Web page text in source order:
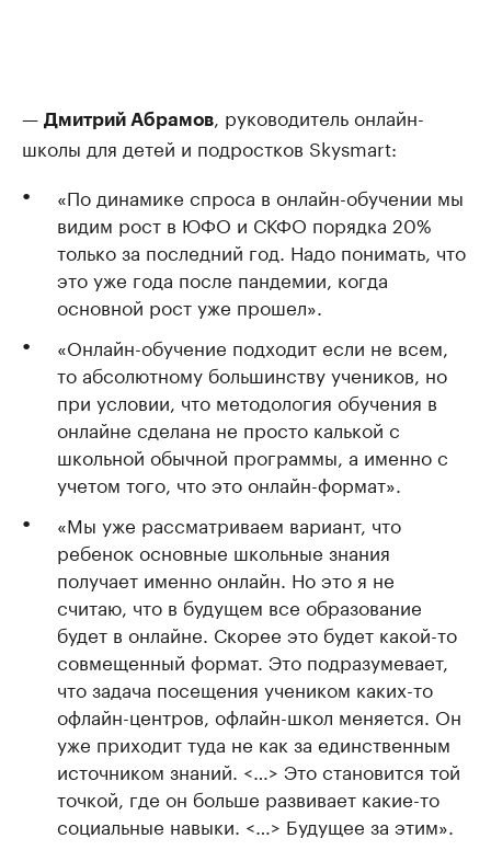
— Дмитрий Абрамов
, руководитель онлайн-
школы для детей и подростков Skysmart:
«По динамике спроса в онлайн-обучении мы
видим рост в ЮФО и СКФО порядка 20%
только за последний год. Надо понимать, что
это уже года после пандемии, когда
основной рост уже прошел».
«Онлайн-обучение подходит если не всем,
то абсолютному большинству учеников, но
при условии, что методология обучения в
онлайне сделана не просто калькой с
школьной обычной программы, а именно с
учетом того, что это онлайн-формат».
«Мы уже рассматриваем вариант, что
ребенок основные школьные знания
получает именно онлайн. Но это я не
считаю, что в будущем все образование
будет в онлайне. Скорее это будет какой-то
совмещенный формат. Это подразумевает,
что задача посещения учеником каких-то
офлайн-центров, офлайн-школ меняется. Он
уже приходит туда не как за единственным
источником знаний. <…> Это становится той
точкой, где он больше развивает какие-то
социальные навыки. <…> Будущее за этим».